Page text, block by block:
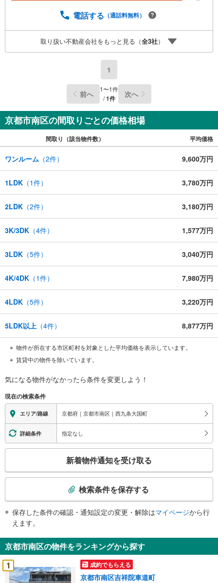
資金計画をサポート！2.買い替えなどにも対応できる売却
最も低金利になるように審査が可能！4.物件のお引渡し後
に必要になったお家のリフォームも弊社のリフォームプラ
ンナーがご提案！弊社は専門家同士が連携をとっているた
め、より多くの知見がございます。お気軽にお問合せくだ
電話する （通話料無料）
取り扱い不動産会社をもっと見る（全3社）
1
前へ 1〜1件
/1件 次へ
京都市南区の間取りごとの価格相場
間取り（該当物件数） 平均価格
ワンルーム （2件） 9,600万円
1LDK （1件） 3,780万円
2LDK （2件） 3,180万円
3K/3DK （4件） 1,577万円
3LDK （5件） 3,040万円
4K/4DK （1件） 7,980万円
4LDK （5件） 3,220万円
5LDK以上 （4件） 8,877万円
物件が所在する市区町村を対象とした平均価格を表示しています。
賃貸中の物件を除いています。
気になる物件がなかったら条件を変更しよう！
現在の検索条件
エリア/路線 京都府｜京都市南区｜西九条大国町
詳細条件 指定なし
検
知
を
受
け
新着物件通知を受け取る
検索条件を保存する
保存した条件の確認・通知設定の変更・解除はマイページから行
えます。
京都市南区の物件をランキングから探す
1
成約でもらえる
京都市南区吉祥院車道町